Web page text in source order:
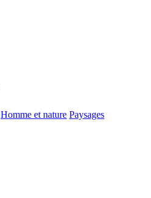
Homme et nature Paysages